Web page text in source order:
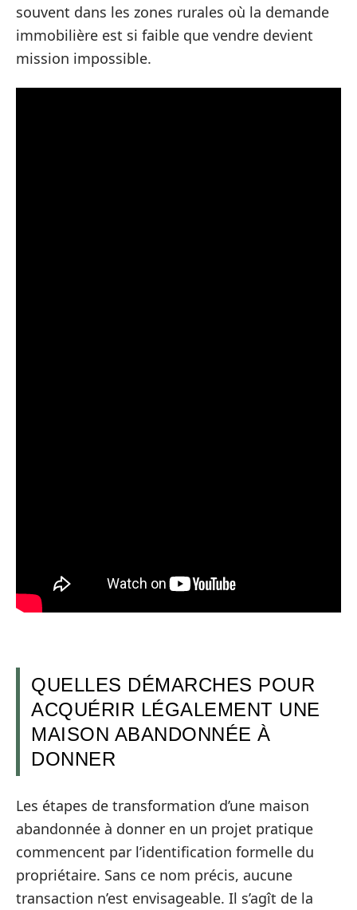
souvent dans les zones rurales où la demande
immobilière est si faible que vendre devient
mission impossible.
QUELLES DÉMARCHES POUR
ACQUÉRIR LÉGALEMENT UNE
MAISON ABANDONNÉE À
DONNER
Les étapes de transformation d’une maison
abandonnée à donner en un projet pratique
commencent par l’identification formelle du
propriétaire. Sans ce nom précis, aucune
transaction n’est envisageable. Il s’agît de la